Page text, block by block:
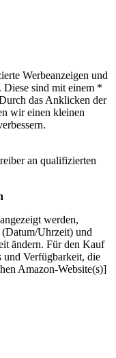
Werbeanzeigen und
sind mit einem *
das Anklicken der
wir einen kleinen
an qualifizierten
werden,
(Datum/Uhrzeit) und
ändern. Für den Kauf
und Verfügbarkeit, die
Amazon-Website(s)]